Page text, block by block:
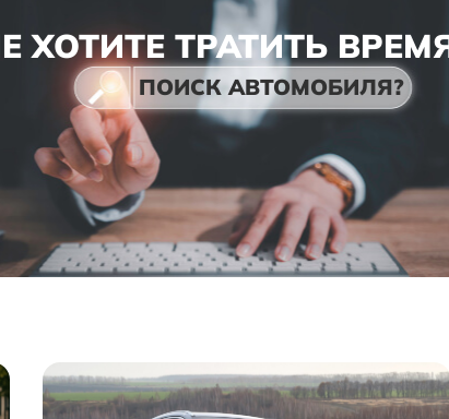
ХОТИТЕ ТРАТИТЬ
ПОИСК АВТОМОБИЛЯ?